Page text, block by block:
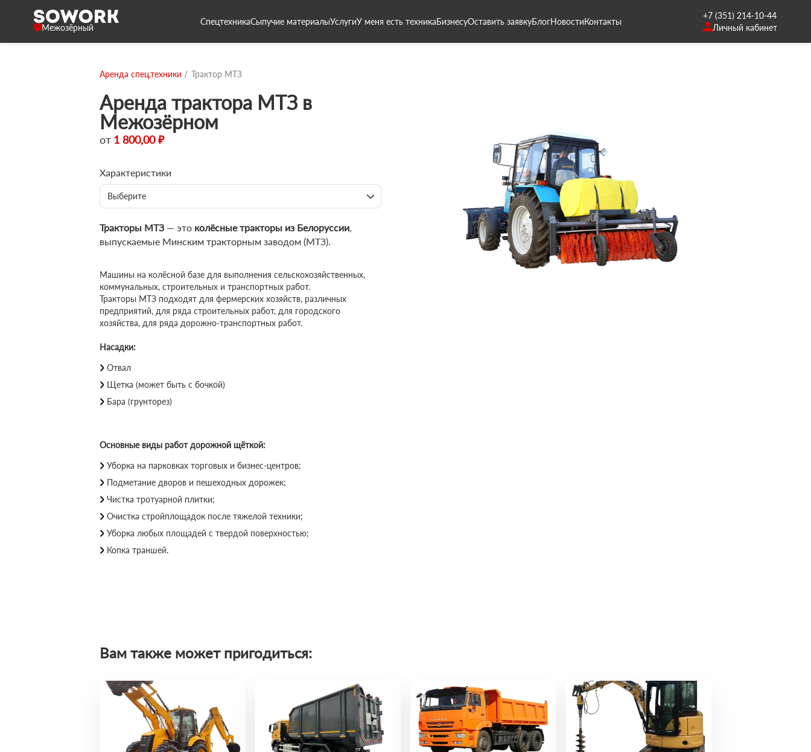
Межозёрный
СпецтехникаСыпучие материалыУслугиУ меня есть техникаБизнесуОставить заявкуБлогНовостиКонтакты
+7 (351) 214-10-44
Личный кабинет
Аренда спец.техники Трактор МТЗ
Аренда трактора МТЗ в
Межозёрном
от 1 800,00 ₽
Характеристики
Выберите
Тракторы МТЗ — это колёсные тракторы из Белоруссии,
выпускаемые Минским тракторным заводом (МТЗ).
Машины на колёсной базе для выполнения сельскохозяйственных,
коммунальных, строительных и транспортных работ.
Тракторы МТЗ подходят для фермерских хозяйств, различных
предприятий, для ряда строительных работ, для городского
хозяйства, для ряда дорожно-транспортных работ.
Насадки:
Отвал
Щетка (может быть с бочкой)
Бара (грунторез)
Основные виды работ дорожной щёткой:
Уборка на парковках торговых и бизнес-центров;
Подметание дворов и пешеходных дорожек;
Чистка тротуарной плитки;
Очистка стройплощадок после тяжелой техники;
Уборка любых площадей с твердой поверхностью;
Копка траншей.
Вам также может пригодиться: